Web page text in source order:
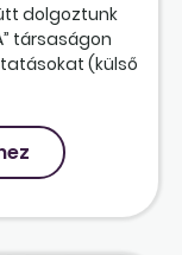
dolgoztunk
társaságon
(külső